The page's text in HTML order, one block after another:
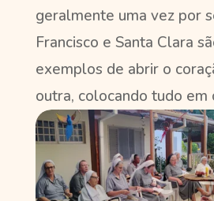
geralmente uma vez por
Francisco e Santa Clara
exemplos de abrir o
outra, colocando tudo em